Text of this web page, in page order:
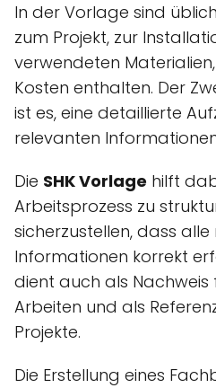
In der Vorlage sind
zum Projekt, zur
verwendeten
Kosten enthalten. Der
ist es, eine detaillierte
relevanten
Die SHK Vorlage hilft
Arbeitsprozess zu
sicherzustellen, dass
Informationen korrekt
dient auch als
Arbeiten und als
Projekte.
Die Erstellung eines